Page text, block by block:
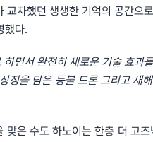
차했던 생생한 기억의 공간으
했다.
면서 완전히 새로운 기술 효과
징을 담은 등불 드론 그리고 새
은 수도 하노이는 한층 더 고